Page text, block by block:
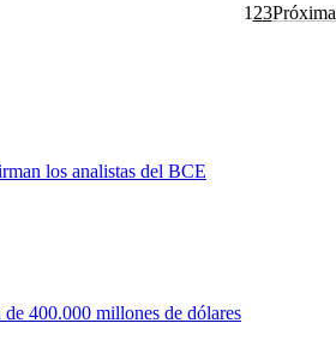
1 23Próxima
los analistas del BCE
400.000 millones de dólares